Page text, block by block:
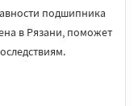
подшипника
в Рязани, поможет